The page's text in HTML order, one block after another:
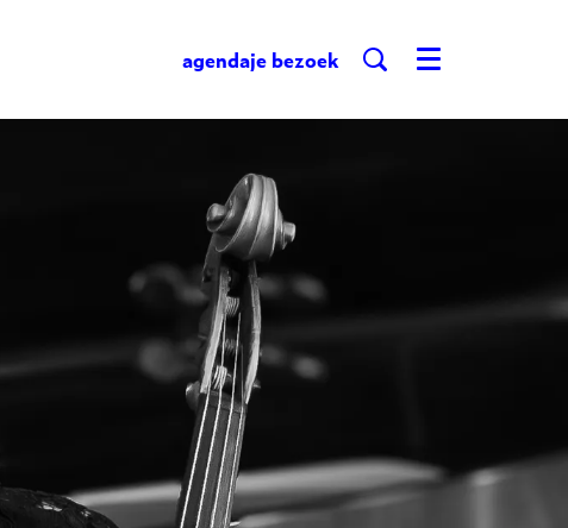
agendaje bezoek Menu